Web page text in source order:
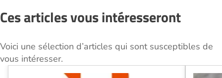
Ces articles vous intéresseront
Voici une sélection d’articles qui sont susceptibles de
vous intéresser.